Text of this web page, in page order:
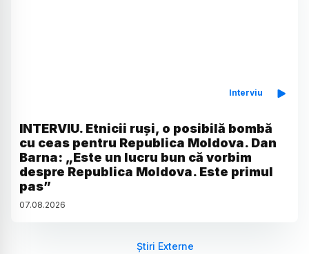
Interviu
INTERVIU. Etnicii ruși, o posibilă bombă
cu ceas pentru Republica Moldova. Dan
Barna: „Este un lucru bun că vorbim
despre Republica Moldova. Este primul
pas”
07.08.2026
Știri Externe